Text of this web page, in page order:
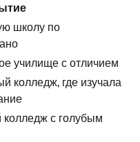
школу по
училище с отличием
колледж, где изучала
с голубым